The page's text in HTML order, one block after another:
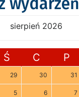
sierpień 2026
Ś C P
29 30 31
5 6 7